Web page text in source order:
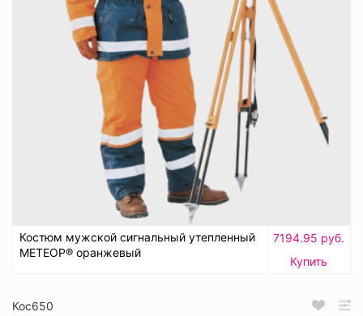
Костюм мужской сигнальный утепленный
МЕТЕОР® оранжевый
7194.95 руб.
Купить
Кос650